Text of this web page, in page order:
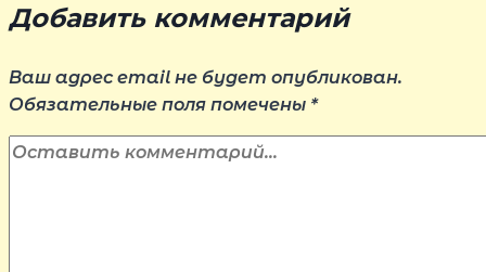
Добавить комментарий
Ваш адрес email не будет опубликован.
Обязательные поля помечены *